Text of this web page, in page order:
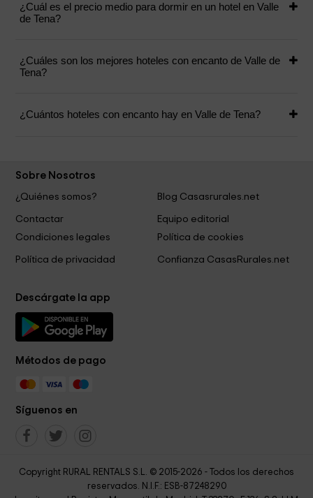
¿Cuál es el precio medio para dormir en un hotel en Valle
de Tena?
¿Cuáles son los mejores hoteles con encanto de Valle de
Tena?
¿Cuántos hoteles con encanto hay en Valle de Tena?
Sobre Nosotros
¿Quiénes somos?
Blog Casasrurales.net
Contactar
Equipo editorial
Condiciones legales
Política de cookies
Política de privacidad Confianza CasasRurales.net
Descárgate la app
Métodos de pago
Síguenos en
Copyright RURAL RENTALS S.L. © 2015-2026 - Todos los derechos
reservados. N.I.F.: ESB-87248290